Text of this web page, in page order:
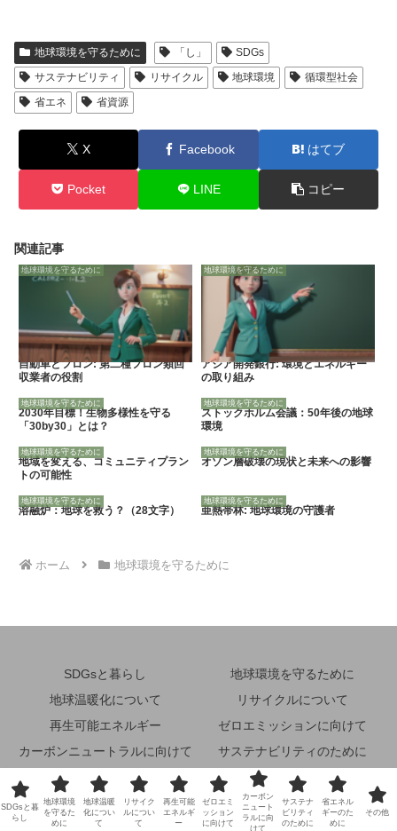
地球環境を守るために 「し」
SDGs
サステナビリティ
リサイクル 地球環境
循環型社会
省エネ
省資源
X Facebook はてブ
Pocket LINE コピー
関連記事
地球環境を守るために
自動車とフロン: 第二種フロン類回
収業者の役割
地球環境を守るために
アジア開発銀行: 環境とエネルギー
の取り組み
地球環境を守るために
2030年目標！生物多様性を守る
「30by30」とは？
地球環境を守るために
ストックホルム会議：50年後の地球
環境
地球環境を守るために
地域を変える、コミュニティプラン
トの可能性
地球環境を守るために
オゾン層破壊の現状と未来への影響
地球環境を守るために
溶融炉：地球を救う？（28文字）
地球環境を守るために
亜熱帯林: 地球環境の守護者
ホーム 地球環境を守るために
SDGsと暮らし
地球環境を守るために
地球温暖化について
リサイクルについて
再生可能エネルギー
ゼロエミッションに向けて
カーボンニュートラルに向けて
サステナビリティのために
省エネルギーのために
その他
© 2024 未来地球環境ナビ.
SDGsと暮
らし
地球環境
を守るた
めに
地球温暖
化につい
て
リサイク
ルについ
て
再生可能
エネルギ
ー
ゼロエミ
ッション
に向けて
カーボン
ニュート
ラルに向
けて
サステナ
ビリティ
のために
省エネル
ギーのた
めに
その他